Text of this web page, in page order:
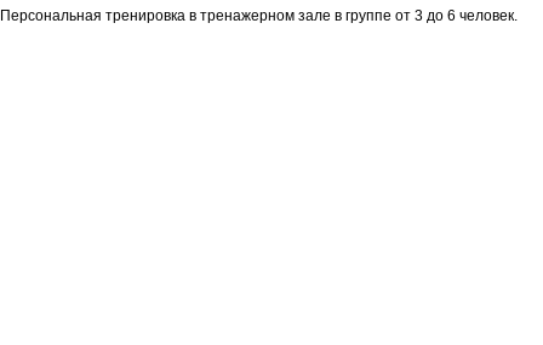
Персональная тренировка в тренажерном зале в группе от 3 до 6 человек.